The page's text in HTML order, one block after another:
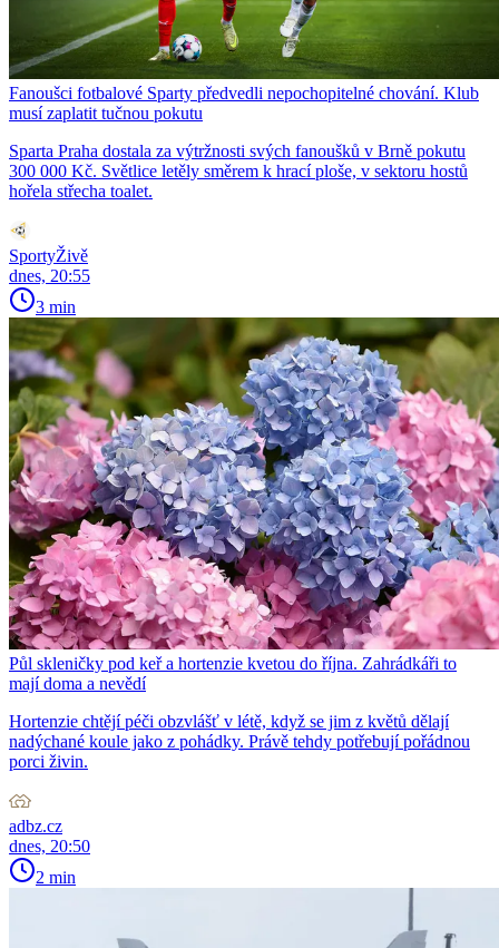
Fanoušci fotbalové Sparty předvedli nepochopitelné chování. Klub
musí zaplatit tučnou pokutu
Sparta Praha dostala za výtržnosti svých fanoušků v Brně pokutu
300 000 Kč. Světlice letěly směrem k hrací ploše, v sektoru hostů
hořela střecha toalet.
SportyŽivě
dnes, 20:55
3 min
Půl skleničky pod keř a hortenzie kvetou do října. Zahrádkáři to
mají doma a nevědí
Hortenzie chtějí péči obzvlášť v létě, když se jim z květů dělají
nadýchané koule jako z pohádky. Právě tehdy potřebují pořádnou
porci živin.
adbz.cz
dnes, 20:50
2 min